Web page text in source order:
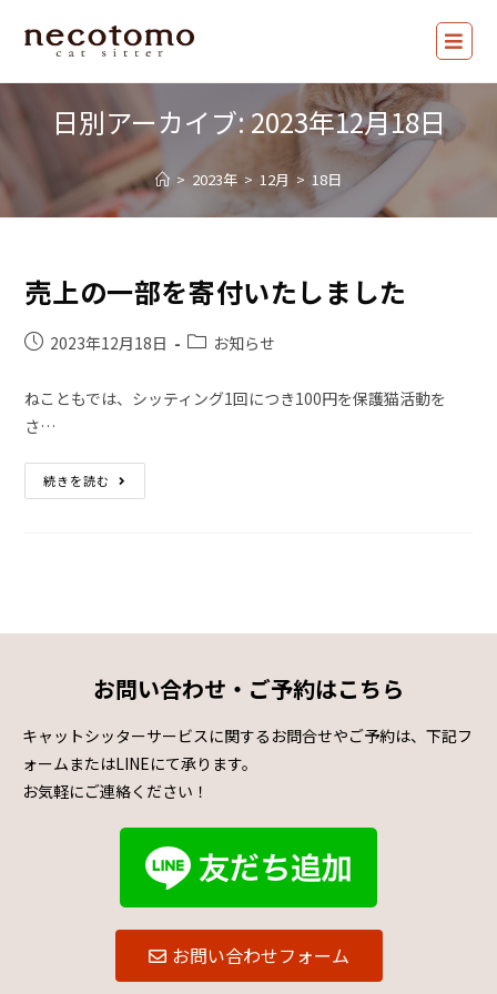
日別アーカイブ: 2023年12月18日
> 2023年 > 12月 > 18日
売上の一部を寄付いたしました
2023年12月18日 お知らせ
ねこともでは、シッティング1回につき100円を保護猫活動を
さ…
続きを読む
お問い合わせ・ご予約はこちら
キャットシッターサービスに関するお問合せやご予約は、下記フ
ォームまたはLINEにて承ります。
お気軽にご連絡ください！
お問い合わせフォーム